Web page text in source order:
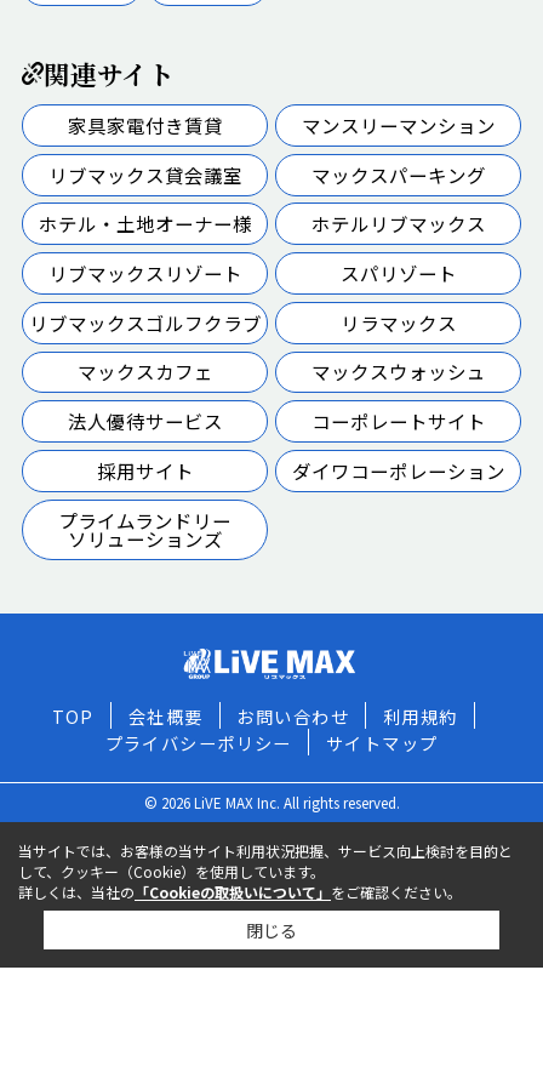
関連サイト
家具家電付き賃貸
マンスリーマンション
リブマックス貸会議室
マックスパーキング
ホテル・土地オーナー様
ホテルリブマックス
リブマックスリゾート
スパリゾート
リブマックスゴルフクラブ
リラマックス
マックスカフェ
マックスウォッシュ
法人優待サービス
コーポレートサイト
採用サイト
ダイワコーポレーション
プライムランドリー
ソリューションズ
TOP 会社概要 お問い合わせ
利用規約
プライバシーポリシー
サイトマップ
© 2026 LiVE MAX Inc. All rights reserved.
当サイトでは、お客様の当サイト利用状況把握、サービス向上検討を目的と
して、クッキー（Cookie）を使用しています。
詳しくは、当社の 「Cookieの取扱いについて」 をご確認ください。
閉じる